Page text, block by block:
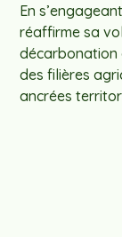
En
réaffirme sa
décarbonation
des filières
ancrées